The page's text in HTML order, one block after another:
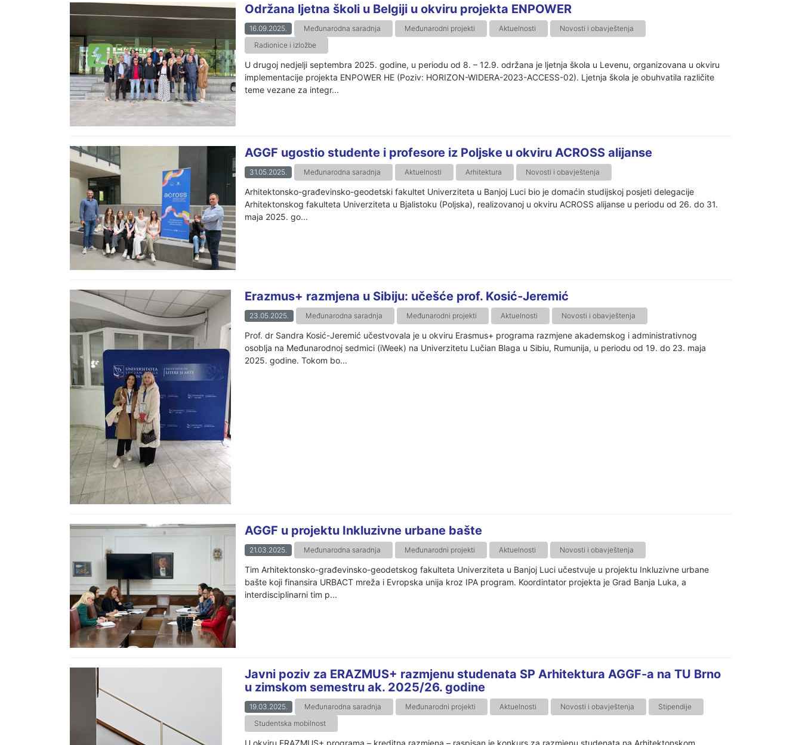
Održana ljetna školi u Belgiji u okviru projekta ENPOWER
16.09.2025. Međunarodna saradnja Međunarodni projekti Aktuelnosti
Novosti i obavještenja
Radionice i izložbe
U drugoj nedjelji septembra 2025. godine, u periodu od 8. – 12.9. održana je ljetnja škola u Levenu, organizovana u okviru
implementacije projekta ENPOWER HE (Poziv: HORIZON-WIDERA-2023-ACCESS-02). Ljetnja škola je obuhvatila različite
teme vezane za integr...
AGGF ugostio studente i profesore iz Poljske u okviru ACROSS alijanse
31.05.2025. Međunarodna saradnja Aktuelnosti Arhitektura Novosti i obavještenja
Arhitektonsko-građevinsko-geodetski fakultet Univerziteta u Banjoj Luci bio je domaćin studijskoj posjeti delegacije
Arhitektonskog fakulteta Univerziteta u Bjalistoku (Poljska), realizovanoj u okviru ACROSS alijanse u periodu od 26. do 31.
maja 2025. go...
Erazmus+ razmjena u Sibiju: učešće prof. Kosić-Jeremić
23.05.2025. Međunarodna saradnja Međunarodni projekti Aktuelnosti Novosti i obavještenja
Prof. dr Sandra Kosić-Jeremić učestvovala je u okviru Erasmus+ programa razmjene akademskog i administrativnog
osoblja na Međunarodnoj sedmici (iWeek) na Univerzitetu Lučian Blaga u Sibiu, Rumunija, u periodu od 19. do 23. maja
2025. godine. Tokom bo...
AGGF u projektu Inkluzivne urbane bašte
21.03.2025. Međunarodna saradnja Međunarodni projekti Aktuelnosti Novosti i obavještenja
Tim Arhitektonsko-građevinsko-geodetskog fakulteta Univerziteta u Banjoj Luci učestvuje u projektu Inkluzivne urbane
bašte koji finansira URBACT mreža i Evropska unija kroz IPA program. Koordintator projekta je Grad Banja Luka, a
interdisciplinarni tim p...
Javni poziv za ERAZMUS+ razmjenu studenata SP Arhitektura AGGF-a na TU Brno
u zimskom semestru ak. 2025/26. godine
19.03.2025. Međunarodna saradnja Međunarodni projekti Aktuelnosti Novosti i obavještenja
Stipendije
Studentska mobilnost